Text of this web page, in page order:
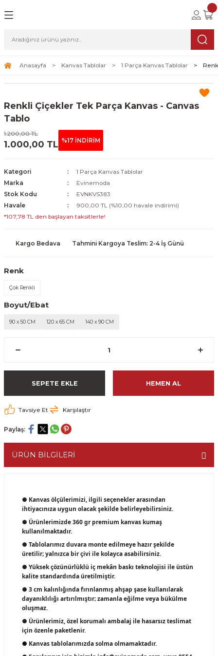
Tablolar
Tablolar
Sanat
Anasayfa Kanvas Tablolar 1 Parça Kanvas Tablolar
Renkli Çiçekler Tek Parça Kanvas - Canvas
Tablo
1.200,00 TL
1.000,00 TL %17 İNDİRİM
Kategori
1 Parça Kanvas Tablolar
Marka
Evinemoda
Stok Kodu
EVNKVS383
Havale
900,00 TL (%10,00 havale indirimi)
*107,78 TL den başlayan taksitlerle!
Kargo Bedava Tahmini Kargoya Teslim: 2-4 İş Günü
Renk
Çok Renkli
Boyut/Ebat
90 x 50 CM 120 x 65 CM 140 x 90 CM
SEPETE EKLE HEMEN AL
Tavsiye Et Karşılaştır
Paylaş:
ÜRÜN BİLGİLERİ
● Kanvas ölçülerimizi, ilgili seçenekler arasından
ihtiyacınıza uygun olacak şekilde belirleyebilirsiniz.
● Ürünlerimizde 360 gr premium kanvas kumaş
kullanılmaktadır.
● Tablolarımız duvara monte edilmeye hazır şekilde
üretilir; yalnızca bir çivi ile kolayca asabilirsiniz.
● Yüksek çözünürlüklü iç mekân baskı teknolojisi ile üstün
kalite standardında üretilmiştir.
● 3 cm kalınlığında fırınlanmış ahşap şase kullanılarak
dayanıklılığı artırılmıştır; zamanla eğilme veya bükülme
oluşmaz.
● Ürünlerimiz, özel korumalı ambalaj ile hasarsız teslimat
için özenle paketlenir.
● Kanvas tablolarımızda solma olmamaktadır.